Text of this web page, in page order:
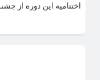
اختتامیه این دوره از